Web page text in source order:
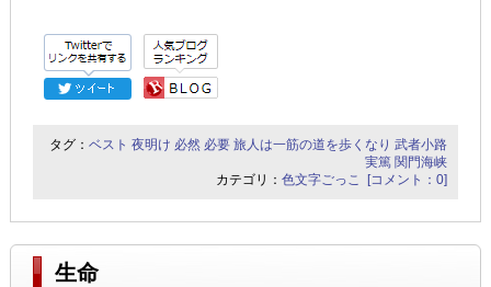
タグ：ベスト 夜明け 必然 必要 旅人は一筋の道を歩くなり 武者小路
実篤 関門海峡
カテゴリ：色文字ごっこ [コメント：0]
生命